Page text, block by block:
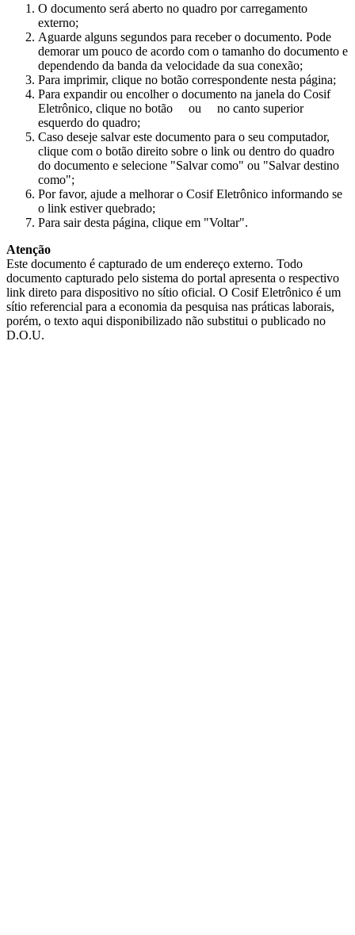
O documento será aberto no quadro por carregamento
externo;
Aguarde alguns segundos para receber o documento. Pode
demorar um pouco de acordo com o tamanho do documento e
dependendo da banda da velocidade da sua conexão;
Para imprimir, clique no botão correspondente nesta página;
Para expandir ou encolher o documento na janela do Cosif
Eletrônico, clique no botão
ou
no canto superior
esquerdo do quadro;
Caso deseje salvar este documento para o seu computador,
clique com o botão direito sobre o link ou dentro do quadro
do documento e selecione "Salvar como" ou "Salvar destino
como";
Por favor, ajude a melhorar o Cosif Eletrônico informando se
o link estiver quebrado;
Para sair desta página, clique em "Voltar".
Atenção
Este documento é capturado de um endereço externo. Todo
documento capturado pelo sistema do portal apresenta o respectivo
link direto para dispositivo no sítio oficial. O Cosif Eletrônico é um
sítio referencial para a economia da pesquisa nas práticas laborais,
porém, o texto aqui disponibilizado não substitui o publicado no
D.O.U.